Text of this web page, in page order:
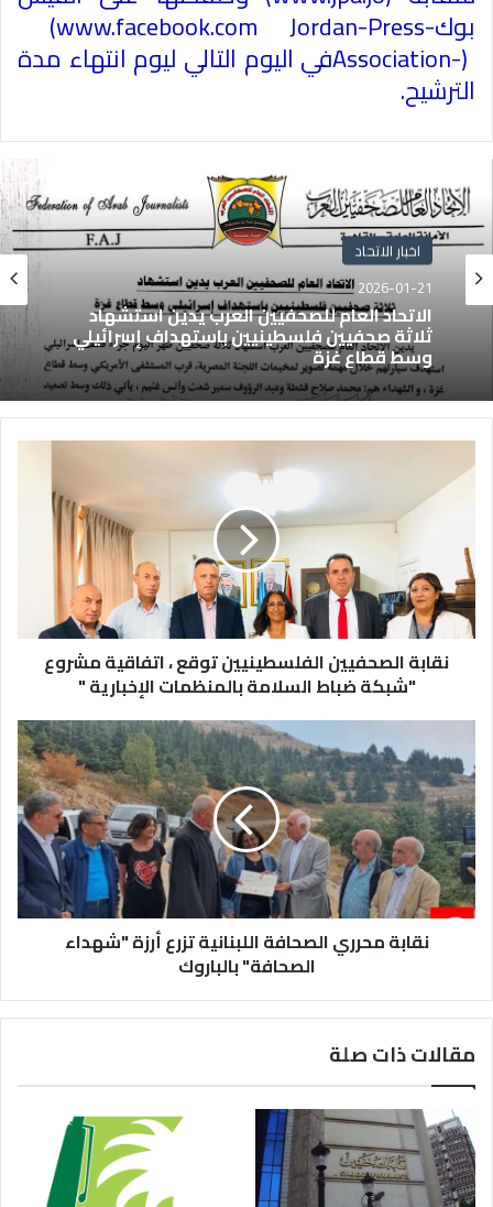
بوك(www.facebook.com Jordan-Press-
Association-)في اليوم التالي ليوم انتهاء مدة
الترشيح.
اخبار الاتحاد
2026-01-21
الاتحاد العام للصحفيين العرب يدين استشهاد
ثلاثة صحفيين فلسطينيين باستهداف إسرائيلي
وسط قطاع غزة
نقابة الصحفيين الفلسطينيين توقع ، اتفاقية مشروع
"شبكة ضباط السلامة بالمنظمات الإخبارية "
نقابة محرري الصحافة اللبنانية تزرع أرزة "شهداء
الصحافة" بالباروك
مقالات ذات صلة